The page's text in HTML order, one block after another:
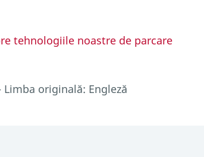
tehnologiile noastre de parcare
originală: Engleză